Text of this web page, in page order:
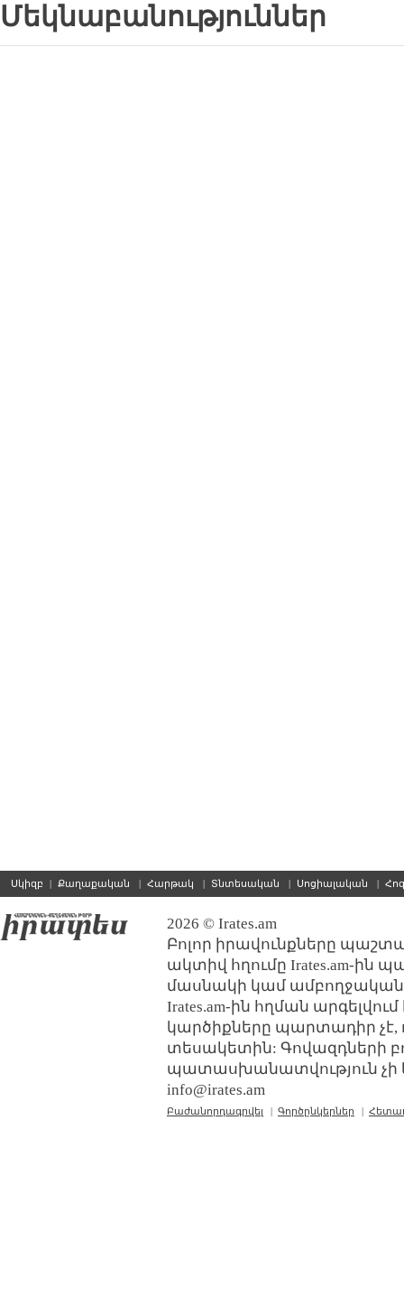
Մեկնաբանություններ
Սկիզբ | Քաղաքական | Հարթակ | Տնտեսական | Սոցիալական |
2026 © Irates.am
Բոլոր իրավունքները
ակտիվ հղումը Irates.am-ին
մասնակի կամ ամբողջական
Irates.am-ին հղման
կարծիքները պարտադիր չէ,
տեսակետին: Գովազդների
պատասխանատվություն չի
info@irates.am
Բաժանորդագրվել | Գործընկերներ |